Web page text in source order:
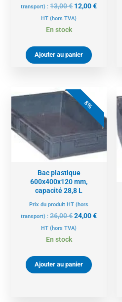
transport) :13,00€ 12,00€
HT (hors TVA)
En stock
Ajouter au panier
8%
Bac plastique
600x400x120 mm,
capacité 28,8 L
Prix du produit HT (hors
transport) :26,00€
Le
prix
initial
26,00 €.
24,00€
actuel
est :
24,00 €.
HT (hors TVA)
En stock
Ajouter au panier